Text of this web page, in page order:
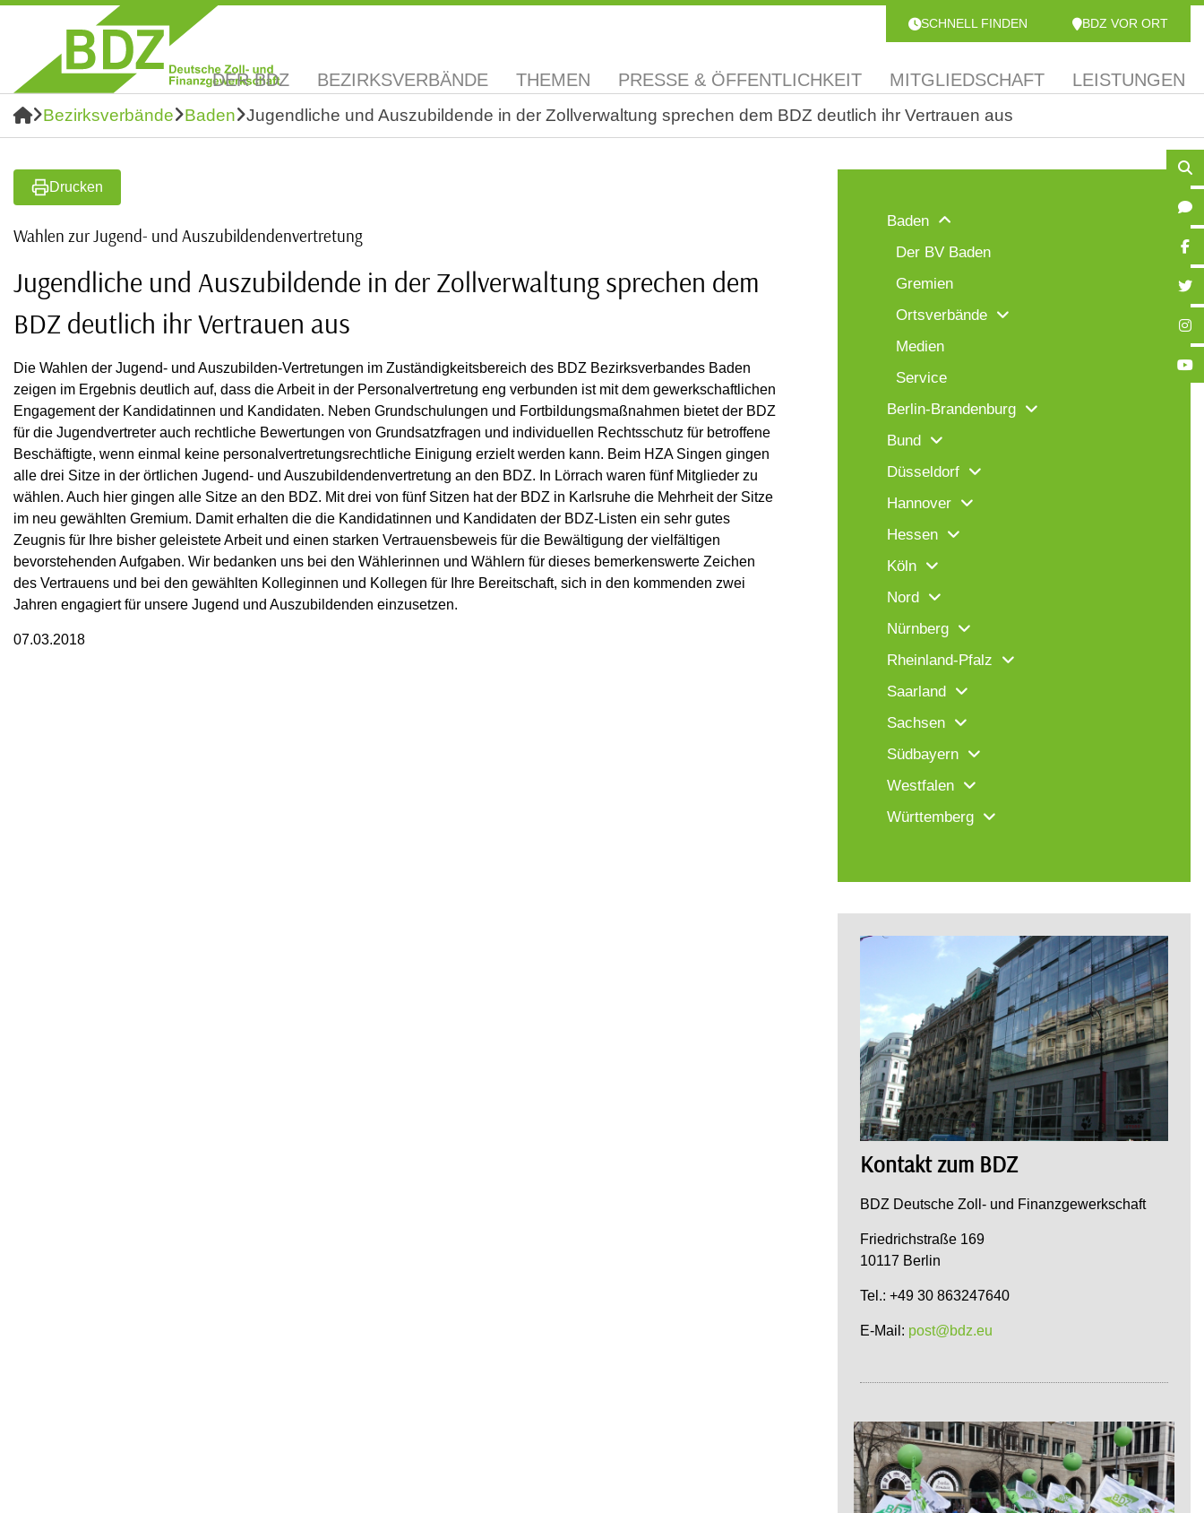
SCHNELL FINDEN BDZ VOR ORT
DER BDZ BEZIRKSVERBÄNDE THEMEN PRESSE & ÖFFENTLICHKEIT MITGLIEDSCHAFT LEISTUNGEN
Bezirksverbände Baden Jugendliche und Auszubildende in der Zollverwaltung sprechen dem BDZ deutlich ihr Vertrauen aus
Drucken
Wahlen zur Jugend- und Auszubildendenvertretung
Jugendliche und Auszubildende in der Zollverwaltung sprechen dem
BDZ deutlich ihr Vertrauen aus
Die Wahlen der Jugend- und Auszubilden-Vertretungen im Zuständigkeitsbereich des BDZ Bezirksverbandes Baden
zeigen im Ergebnis deutlich auf, dass die Arbeit in der Personalvertretung eng verbunden ist mit dem gewerkschaftlichen
Engagement der Kandidatinnen und Kandidaten. Neben Grundschulungen und Fortbildungsmaßnahmen bietet der BDZ
für die Jugendvertreter auch rechtliche Bewertungen von Grundsatzfragen und individuellen Rechtsschutz für betroffene
Beschäftigte, wenn einmal keine personalvertretungsrechtliche Einigung erzielt werden kann. Beim HZA Singen gingen
alle drei Sitze in der örtlichen Jugend- und Auszubildendenvertretung an den BDZ. In Lörrach waren fünf Mitglieder zu
wählen. Auch hier gingen alle Sitze an den BDZ. Mit drei von fünf Sitzen hat der BDZ in Karlsruhe die Mehrheit der Sitze
im neu gewählten Gremium. Damit erhalten die die Kandidatinnen und Kandidaten der BDZ-Listen ein sehr gutes
Zeugnis für Ihre bisher geleistete Arbeit und einen starken Vertrauensbeweis für die Bewältigung der vielfältigen
bevorstehenden Aufgaben. Wir bedanken uns bei den Wählerinnen und Wählern für dieses bemerkenswerte Zeichen
des Vertrauens und bei den gewählten Kolleginnen und Kollegen für Ihre Bereitschaft, sich in den kommenden zwei
Jahren engagiert für unsere Jugend und Auszubildenden einzusetzen.
07.03.2018
Baden
Der BV Baden
Gremien
Ortsverbände
Medien
Service
Berlin-Brandenburg
Bund
Düsseldorf
Hannover
Hessen
Köln
Nord
Nürnberg
Rheinland-Pfalz
Saarland
Sachsen
Südbayern
Westfalen
Württemberg
Kontakt zum BDZ
BDZ Deutsche Zoll- und Finanzgewerkschaft
Friedrichstraße 169
10117 Berlin
Tel.: +49 30 863247640
E-Mail: post@bdz.eu